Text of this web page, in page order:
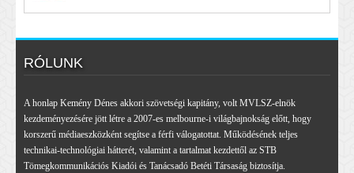
RÓLUNK
A honlap Kemény Dénes akkori szövetségi kapitány, volt MVLSZ-elnök
kezdeményezésére jött létre a 2007-es melbourne-i világbajnokság előtt, hogy
korszerű médiaeszközként segítse a férfi válogatottat. Működésének teljes
technikai-technológiai hátterét, valamint a tartalmat kezdettől az STB
Tömegkommunikációs Kiadói és Tanácsadó Betéti Társaság biztosítja.